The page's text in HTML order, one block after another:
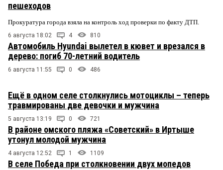
пешеходов
Прокуратура города взяла на контроль ход проверки по факту ДТП.
6 августа 18:02 4 810
Автомобиль Hyundai вылетел в кювет и врезался в
дерево: погиб 70-летний водитель
6 августа 11:55 0 486
Ещё в одном селе столкнулись мотоциклы – теперь
травмированы две девочки и мужчина
5 августа 13:19 0 721
В районе омского пляжа «Советский» в Иртыше
утонул молодой мужчина
4 августа 12:52 1 1109
В селе Победа при столкновении двух мопедов